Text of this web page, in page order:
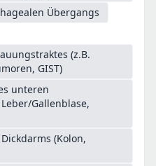
Übergangs
(z.B.
GIST)
unteren
Gallenblase,
(Kolon,